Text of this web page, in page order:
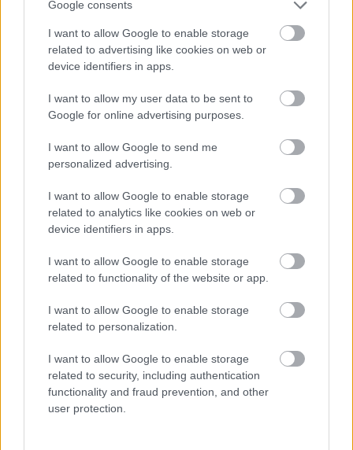
Google consents
I want to allow Google to enable storage
related to advertising like cookies on web or
device identifiers in apps.
I want to allow my user data to be sent to
Google for online advertising purposes.
I want to allow Google to send me
personalized advertising.
I want to allow Google to enable storage
related to analytics like cookies on web or
device identifiers in apps.
I want to allow Google to enable storage
related to functionality of the website or app.
I want to allow Google to enable storage
related to personalization.
I want to allow Google to enable storage
related to security, including authentication
functionality and fraud prevention, and other
user protection.
[&hellip;]
NASCAR / 2022. NOV. 9.
Kyle Busch biztos nem hagyta
volna ki a versenyt Ty Gibbs
Kyle Busch a Phoenix-i verseny után elmondta, hogy ő
sem ha a családjában van baj. Lehet, hogy Joey Logano és
Roger Penske számára remek verseny volt Phoenix, de a
NASCAR-közösség nagy része számára a 2022-es rájátszás
nagy fináléja szomorúsággal volt beárnyékolva. Különösen a
Joe Gibbs Racing [&hellip;]
NASCAR / 2022. NOV. 7.
Így reagált a NASCAR világa Coy
Gibbs tragikus halálhírére
Egy nappal azután, hogy fia, Ty Gibbs 20 évesen megnyerte a